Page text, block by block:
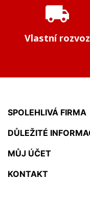
local_shipping
Vlastní rozvoz
SPOLEHLIVÁ FIRMA
DŮLEŽITÉ
MŮJ ÚČET
KONTAKT